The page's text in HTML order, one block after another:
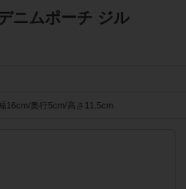
ニムポーチ ジル
16cm/奥行5cm/高さ11.5cm